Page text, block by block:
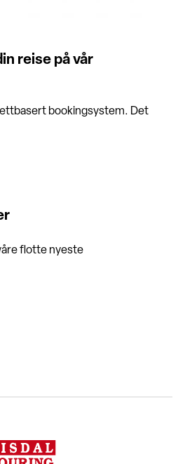
reise på vår
bookingsystem. Det
flotte nyeste